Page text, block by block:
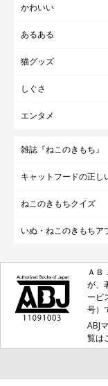
かわいい
あるある
猫グッズ
しぐさ
エンタメ
雑誌『ねこのきもち』
キャットフードの正し
ねこのきもちクイズ
いぬ・ねこのきもちア
ＡＢ
が、
ービ
号）
ABJ
覧は